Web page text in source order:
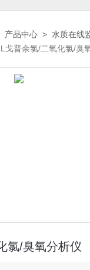
产品中心 > 水质在线
戈普余氯/二氧化氯/臭
氯/臭氧分析仪